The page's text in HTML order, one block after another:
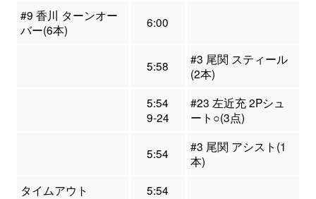
#9 香川 ターンオー
バー(6本)
6:00
5:58
#3 尾関 スティール
(2本)
5:54
9-24
#23 左近充 2Pシュ
ート○(3点)
5:54
#3 尾関 アシスト(1
本)
タイムアウト
5:54